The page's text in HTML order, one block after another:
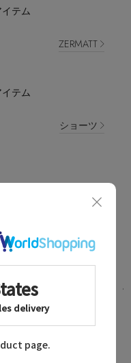
テム
ZERMATT
テム
ショーツ
ズン問わず活躍！パッ
レースキャミソール
UP